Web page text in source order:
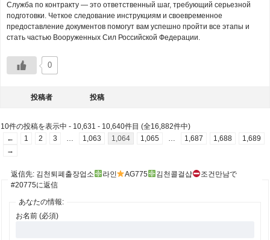
Служба по контракту — это ответственный шаг, требующий серьезной
подготовки. Четкое следование инструкциям и своевременное
предоставление документов помогут вам успешно пройти все этапы и
стать частью Вооруженных Сил Российской Федерации.
0
投稿者 投稿
10件の投稿を表示中 - 10,631 - 10,640件目 (全16,882件中)
←
1 2 3 … 1,063 1,064 1,065 … 1,687 1,688
1,689
→
返信先: 김천퇴폐출장업소 라인 AG775 김천콜걸샵
조건만남で
#20775に返信
あなたの情報:
お名前 (必須)